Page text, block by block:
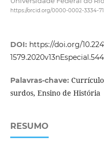
https://orcid.org/0000-0002-3334-
DOI: https://doi.org/
Palavras-chave:
surdos, Ensino de História
RESUMO